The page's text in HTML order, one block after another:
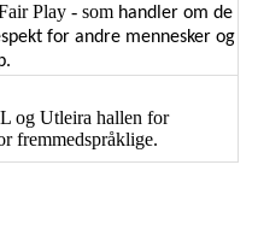
Play - som handler om de
for andre mennesker og
og Utleira hallen for
fremmedspråklige.